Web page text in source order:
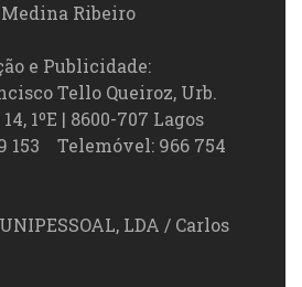
Ribeiro
e Publicidade:
Tello Queiroz, Urb.
1ºE | 8600-707 Lagos
153 Telemóvel: 966 754
LDA / Carlos